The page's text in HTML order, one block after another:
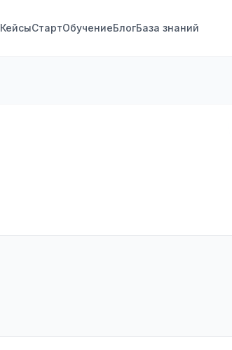
КейсыСтартОбучениеБлогБаза знаний